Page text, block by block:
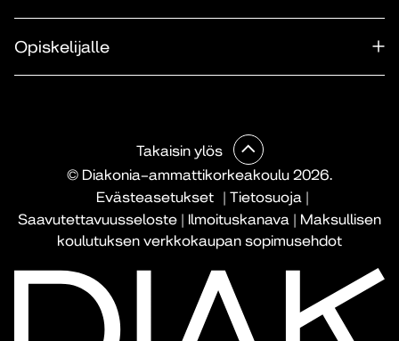
Opiskelijalle
© Diakonia–ammattikorkeakoulu 2026.
Evästeasetukset
| Tietosuoja|
Saavutettavuusseloste | Ilmoituskanava | Maksullisen
koulutuksen verkkokaupan sopimusehdot
Takaisin ylös